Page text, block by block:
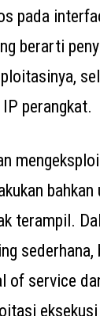
pada
berarti
perangkat.
bahkan
terampil.
sederhana,
of service